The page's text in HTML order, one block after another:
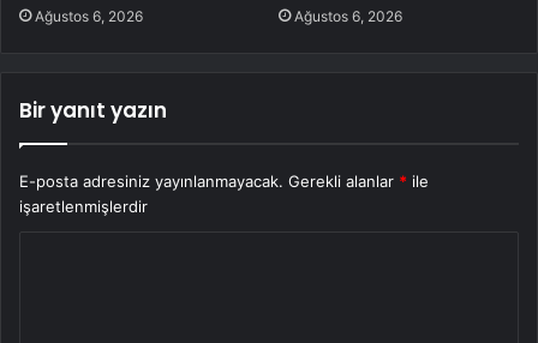
Ağustos 6, 2026 Ağustos 6, 2026
Bir yanıt yazın
E-posta adresiniz yayınlanmayacak. Gerekli alanlar * ile
işaretlenmişlerdir